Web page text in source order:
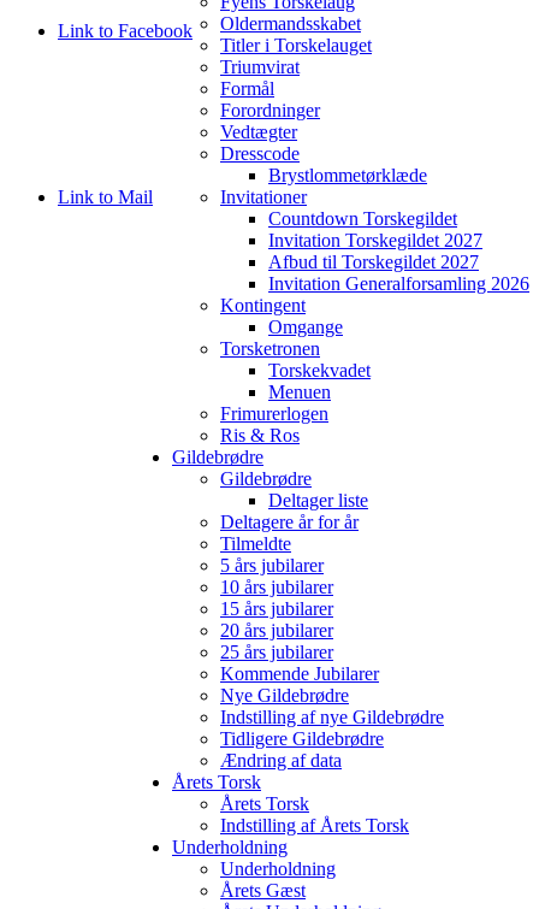
Link to Facebook
Link to Mail
Oldermandsskabet
Titler i Torskelauget
Triumvirat
Formål
Forordninger
Vedtægter
Dresscode
Brystlommetørklæde
Invitationer
Countdown Torskegildet
Invitation Torskegildet 2027
Afbud til Torskegildet 2027
Invitation Generalforsamling 2026
Kontingent
Omgange
Torsketronen
Torskekvadet
Menuen
Frimurerlogen
Ris & Ros
Gildebrødre
Gildebrødre
Deltager liste
Deltagere år for år
Tilmeldte
5 års jubilarer
10 års jubilarer
15 års jubilarer
20 års jubilarer
25 års jubilarer
Kommende Jubilarer
Nye Gildebrødre
Indstilling af nye Gildebrødre
Tidligere Gildebrødre
Ændring af data
Årets Torsk
Årets Torsk
Indstilling af Årets Torsk
Underholdning
Underholdning
Årets Gæst